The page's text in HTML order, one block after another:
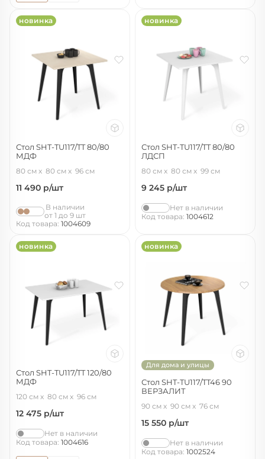
новинка
Стол SHT-TU117/TT 80/80
МДФ
80 см 80 см 96 см
11 490 р/шт
В наличии
от 1 до 9 шт
Код товара: 1004609
новинка
Стол SHT-TU117/TT 80/80
ЛДСП
80 см 80 см 99 см
9 245 р/шт
Нет в наличии
Код товара: 1004612
новинка
Стол SHT-TU117/TT 120/80
МДФ
120 см 80 см 96 см
12 475 р/шт
Нет в наличии
Код товара: 1004616
новинка
Для дома и улицы
Стол SHT-TU117/TT46 90
ВЕРЗАЛИТ
90 см 90 см 76 см
15 550 р/шт
Нет в наличии
Код товара: 1002524